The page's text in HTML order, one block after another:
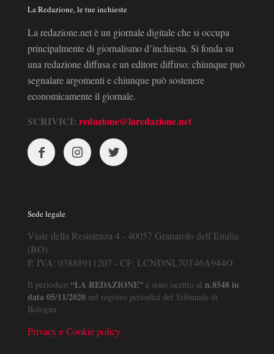
La Redazione, le tue inchieste
La redazione.net è un giornale digitale che si occupa
principalmente di giornalismo d’inchiesta. Si fonda su
una redazione diffusa e un editore diffuso: chiunque può
segnalare argomenti e chiunque può sostenere
economicamente il giornale.
SCRIVICI: redazione@laredazione.net
Sede legale
Viale della Resistenza 4 - 40057 Granarolo dell’Emilia
(BO)
P. IVA: 03888911207 - CF: LCNDNL70T46A944O
Il periodico “LA REDAZIONE” è stato iscritto al n.8548 in
data 05/11/2020 nel registro periodici del Tribunale di
Bologna.
Privacy e Cookie policy